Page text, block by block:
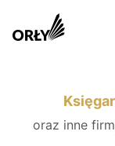
oraz inne